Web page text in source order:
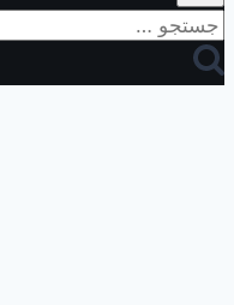
جستجو
برای: